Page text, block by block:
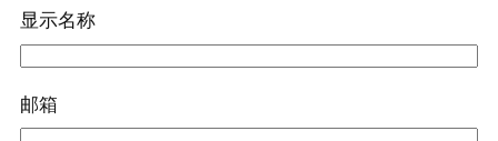
显示名称
邮箱